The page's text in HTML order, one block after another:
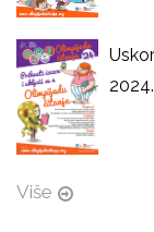
Više